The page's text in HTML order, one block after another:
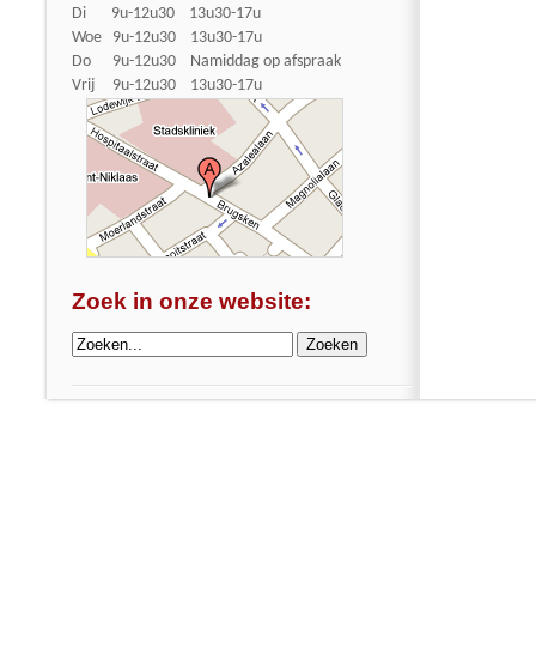
Di 9u-12u30 13u30-17u
Woe 9u-12u30 13u30-17u
Do 9u-12u30 Namiddag op afspraak
Vrij 9u-12u30 13u30-17u
Zoek in onze website: